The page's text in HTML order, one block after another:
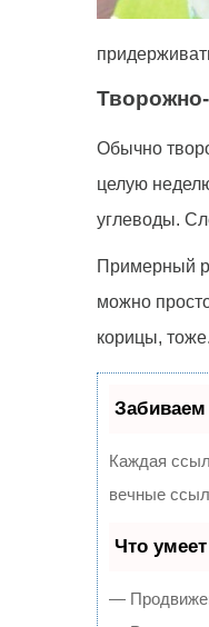
Обычно
целую
углеводы.
Примерный
можно
корицы, тоже.
Каждая
вечные
Что
—